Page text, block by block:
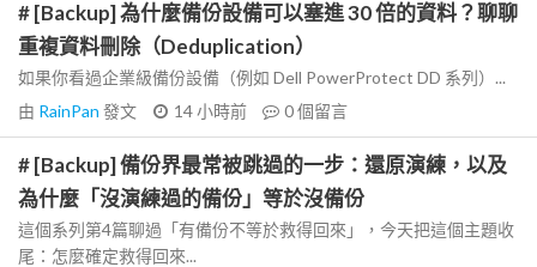
# [Backup] 為什麼備份設備可以塞進 30 倍的資料？聊聊
重複資料刪除（Deduplication）
如果你看過企業級備份設備（例如 Dell PowerProtect DD 系列）...
由 RainPan 發文 14 小時前 0個留言
# [Backup] 備份界最常被跳過的一步：還原演練，以及
為什麼「沒演練過的備份」等於沒備份
這個系列第4篇聊過「有備份不等於救得回來」，今天把這個主題收
尾：怎麼確定救得回來...